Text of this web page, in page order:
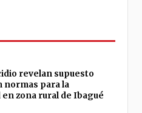
revelan supuesto
normas para la
zona rural de Ibagué